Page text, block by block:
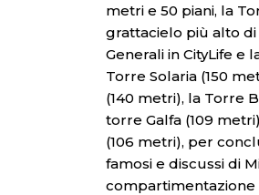
metri e 50 piani, la
grattacielo più alto di
Generali in CityLife e
Torre Solaria (150
(140 metri), la Torre
torre Galfa (109
(106 metri), per
famosi e discussi di
compartimentazione